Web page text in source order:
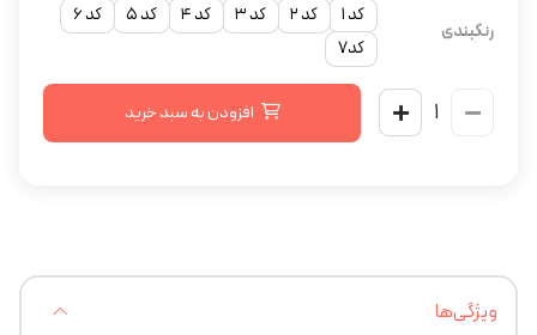
رنگبندی
کد ۱ کد ۲ کد ۳ کد ۴ کد ۵
کد ۶
کد۷
افزودن به سبد خرید
ویژگی‌ها